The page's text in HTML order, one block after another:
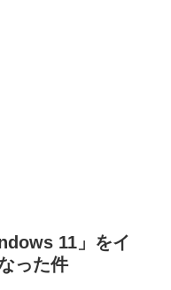
11」をイ
った件